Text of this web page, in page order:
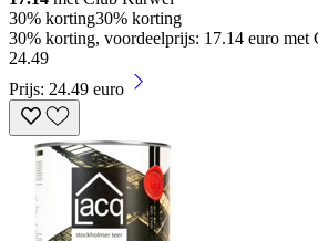
30% korting30% korting
30% korting, voordeelprijs: 17.14 euro met
24.49
Prijs: 24.49 euro